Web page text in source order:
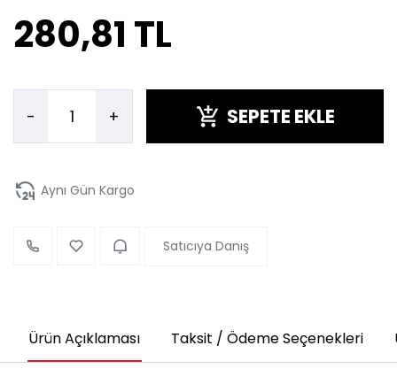
280,81 TL
- + SEPETE EKLE
Aynı Gün Kargo
Satıcıya Danış
Ürün Açıklaması Taksit / Ödeme Seçenekleri